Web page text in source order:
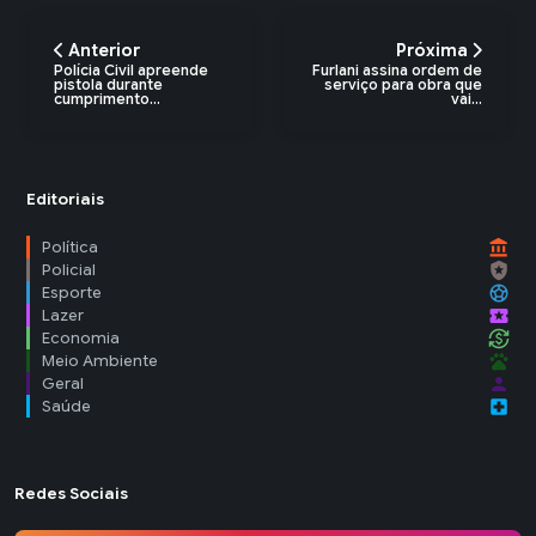
Anterior
Polícia Civil apreende
pistola durante
cumprimento...
Próxima
Furlani assina ordem de
serviço para obra que
vai...
Editoriais
Política account_balance
Policial local_police
Esporte sports_soccer
Lazer local_activity
Economia currency_exchange
Meio Ambiente pets
Geral person
Saúde local_hospital
Redes Sociais